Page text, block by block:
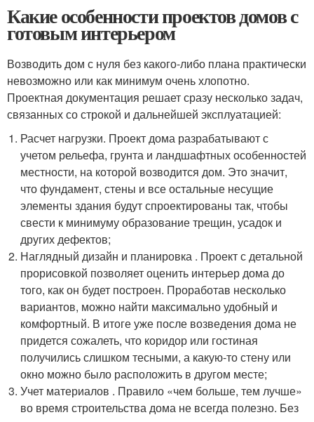
Какие особенности проектов домов с
готовым интерьером
Возводить дом с нуля без какого-либо плана практически
невозможно или как минимум очень хлопотно.
Проектная документация решает сразу несколько задач,
связанных со строкой и дальнейшей эксплуатацией:
Расчет нагрузки. Проект дома разрабатывают с
учетом рельефа, грунта и ландшафтных особенностей
местности, на которой возводится дом. Это значит,
что фундамент, стены и все остальные несущие
элементы здания будут спроектированы так, чтобы
свести к минимуму образование трещин, усадок и
других дефектов;
Наглядный дизайн и планировка . Проект с детальной
прорисовкой позволяет оценить интерьер дома до
того, как он будет построен. Проработав несколько
вариантов, можно найти максимально удобный и
комфортный. В итоге уже после возведения дома не
придется сожалеть, что коридор или гостиная
получились слишком тесными, а какую-то стену или
окно можно было расположить в другом месте;
Учет материалов . Правило «чем больше, тем лучше»
во время строительства дома не всегда полезно. Без